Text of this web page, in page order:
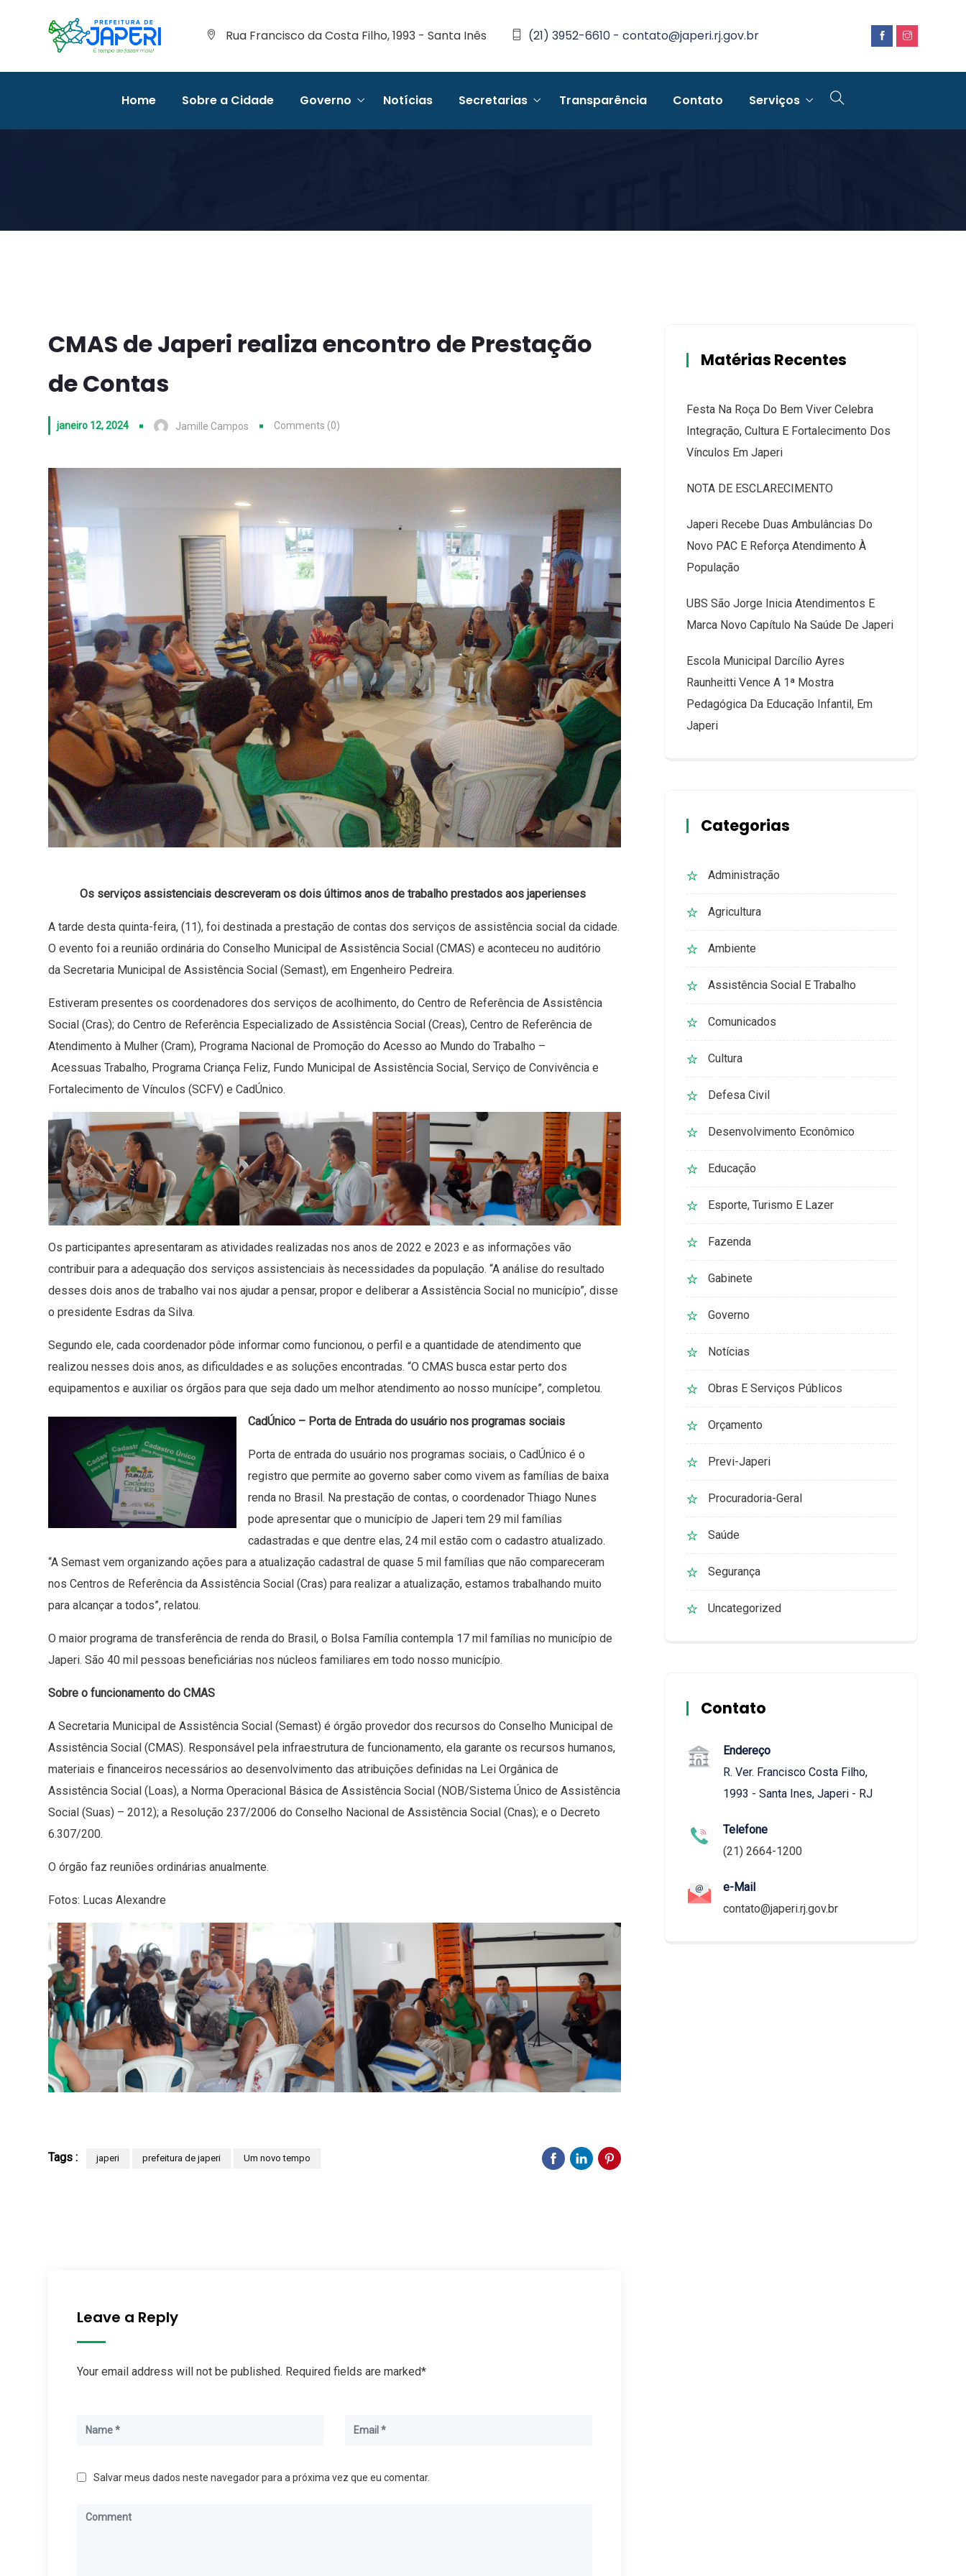
Rua Francisco da Costa Filho, 1993 - Santa Inês (21) 3952-6610 - contato@japeri.rj.gov.br
Home Sobre a Cidade Governo Notícias Secretarias Transparência Contato Serviços
CMAS de Japeri realiza encontro de Prestação
de Contas
janeiro 12, 2024 Jamille Campos Comments (0)
Os serviços assistenciais descreveram os dois últimos anos de trabalho prestados aos japerienses
A tarde desta quinta-feira, (11), foi destinada a prestação de contas dos serviços de assistência social da cidade.
O evento foi a reunião ordinária do Conselho Municipal de Assistência Social (CMAS) e aconteceu no auditório
da Secretaria Municipal de Assistência Social (Semast), em Engenheiro Pedreira.
Estiveram presentes os coordenadores dos serviços de acolhimento, do Centro de Referência de Assistência
Social (Cras); do Centro de Referência Especializado de Assistência Social (Creas), Centro de Referência de
Atendimento à Mulher (Cram), Programa Nacional de Promoção do Acesso ao Mundo do Trabalho –
Acessuas Trabalho, Programa Criança Feliz, Fundo Municipal de Assistência Social, Serviço de Convivência e
Fortalecimento de Vínculos (SCFV) e CadÚnico.
Os participantes apresentaram as atividades realizadas nos anos de 2022 e 2023 e as informações vão
contribuir para a adequação dos serviços assistenciais às necessidades da população. “A análise do resultado
desses dois anos de trabalho vai nos ajudar a pensar, propor e deliberar a Assistência Social no município”, disse
o presidente Esdras da Silva.
Segundo ele, cada coordenador pôde informar como funcionou, o perfil e a quantidade de atendimento que
realizou nesses dois anos, as dificuldades e as soluções encontradas. “O CMAS busca estar perto dos
equipamentos e auxiliar os órgãos para que seja dado um melhor atendimento ao nosso munícipe”, completou.
CadÚnico – Porta de Entrada do usuário nos programas sociais
Porta de entrada do usuário nos programas sociais, o CadÚnico é o
registro que permite ao governo saber como vivem as famílias de baixa
renda no Brasil. Na prestação de contas, o coordenador Thiago Nunes
pode apresentar que o município de Japeri tem 29 mil famílias
cadastradas e que dentre elas, 24 mil estão com o cadastro atualizado.
“A Semast vem organizando ações para a atualização cadastral de quase 5 mil famílias que não compareceram
nos Centros de Referência da Assistência Social (Cras) para realizar a atualização, estamos trabalhando muito
para alcançar a todos”, relatou.
O maior programa de transferência de renda do Brasil, o Bolsa Família contempla 17 mil famílias no município de
Japeri. São 40 mil pessoas beneficiárias nos núcleos familiares em todo nosso município.
Sobre o funcionamento do CMAS
A Secretaria Municipal de Assistência Social (Semast) é órgão provedor dos recursos do Conselho Municipal de
Assistência Social (CMAS). Responsável pela infraestrutura de funcionamento, ela garante os recursos humanos,
materiais e financeiros necessários ao desenvolvimento das atribuições definidas na Lei Orgânica de
Assistência Social (Loas), a Norma Operacional Básica de Assistência Social (NOB/Sistema Único de Assistência
Social (Suas) – 2012); a Resolução 237/2006 do Conselho Nacional de Assistência Social (Cnas); e o Decreto
6.307/200.
O órgão faz reuniões ordinárias anualmente.
Fotos: Lucas Alexandre
Tags : japeri prefeitura de japeri Um novo tempo
Leave a Reply
Your email address will not be published. Required fields are marked*
Salvar meus dados neste navegador para a próxima vez que eu comentar.
Matérias Recentes
Festa Na Roça Do Bem Viver Celebra
Integração, Cultura E Fortalecimento Dos
Vínculos Em Japeri
NOTA DE ESCLARECIMENTO
Japeri Recebe Duas Ambulâncias Do
Novo PAC E Reforça Atendimento À
População
UBS São Jorge Inicia Atendimentos E
Marca Novo Capítulo Na Saúde De Japeri
Escola Municipal Darcílio Ayres
Raunheitti Vence A 1ª Mostra
Pedagógica Da Educação Infantil, Em
Japeri
Categorias
Administração
Agricultura
Ambiente
Assistência Social E Trabalho
Comunicados
Cultura
Defesa Civil
Desenvolvimento Econômico
Educação
Esporte, Turismo E Lazer
Fazenda
Gabinete
Governo
Notícias
Obras E Serviços Públicos
Orçamento
Previ-Japeri
Procuradoria-Geral
Saúde
Segurança
Uncategorized
Contato
Endereço
R. Ver. Francisco Costa Filho,
1993 - Santa Ines, Japeri - RJ
Telefone
(21) 2664-1200
e-Mail
contato@japeri.rj.gov.br